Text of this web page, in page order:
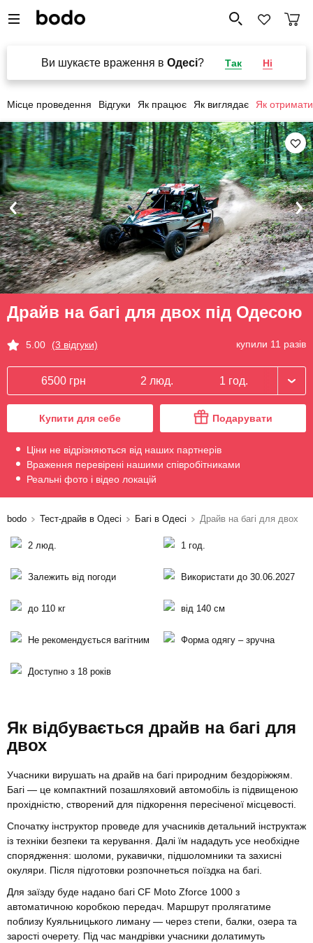
Ви шукаєте враження в Одесі? Так Ні
Місце проведення Відгуки Як працює Як виглядає Як отримати
Драйв на багі для двох під Одесою
5.00 (3 відгуки) купили 11 разів
6500 грн 2 люд. 1 год.
Купити для себе Подарувати
Ціни не відрізняються від наших партнерів
Враження перевірені нашими співробітниками
Реальні фото і відео локацій
bodo Тест-драйв в Одесі Багі в Одесі Драйв на багі для двох
2 люд. 1 год.
Залежить від погоди Використати до 30.06.2027
до 110 кг від 140 см
Не рекомендується вагітним Форма одягу – зручна
Доступно з 18 років
Як відбувається драйв на багі для
двох
Учасники вирушать на драйв на багі природним бездоріжжям.
Багі — це компактний позашляховий автомобіль із підвищеною
прохідністю, створений для підкорення пересіченої місцевості.
Спочатку інструктор проведе для учасників детальний інструктаж
із техніки безпеки та керування. Далі їм нададуть усе необхідне
спорядження: шоломи, рукавички, підшоломники та захисні
окуляри. Після підготовки розпочнеться поїздка на багі.
Для заїзду буде надано багі CF Moto Zforce 1000 з
автоматичною коробкою передач. Маршрут пролягатиме
поблизу Куяльницького лиману — через степи, балки, озера та
зарості очерету. Під час мандрівки учасники долатимуть